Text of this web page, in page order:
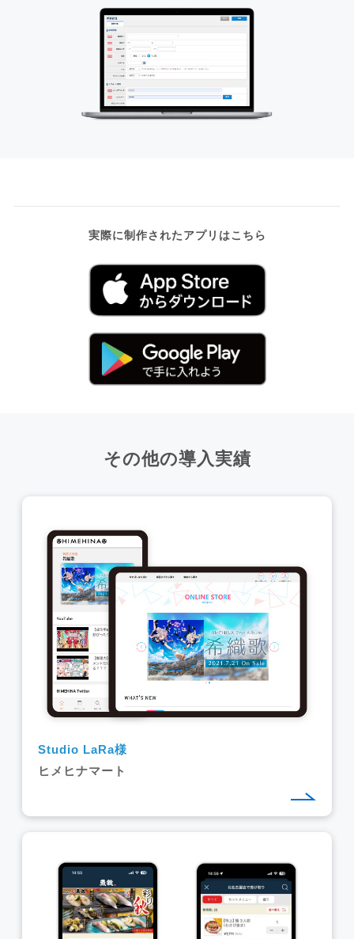
実際に制作されたアプリはこちら
その他の導入実績
Studio LaRa様
ヒメヒナマート